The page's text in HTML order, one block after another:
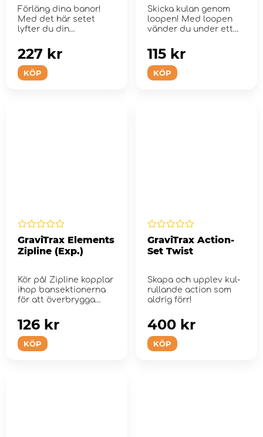
Förläng dina banor!
Med det här setet
lyfter du din
KÖP
227 kr
Skicka kulan genom
loopen! Med loopen
vänder du under ett
KÖP
115 kr
GraviTrax Elements
Zipline (Exp.)
Kör på! Zipline kopplar
ihop bansektionerna
för att överbrygga
KÖP
126 kr
GraviTrax Action-
Set Twist
Skapa och upplev kul-
rullande action som
aldrig förr!
KÖP
400 kr